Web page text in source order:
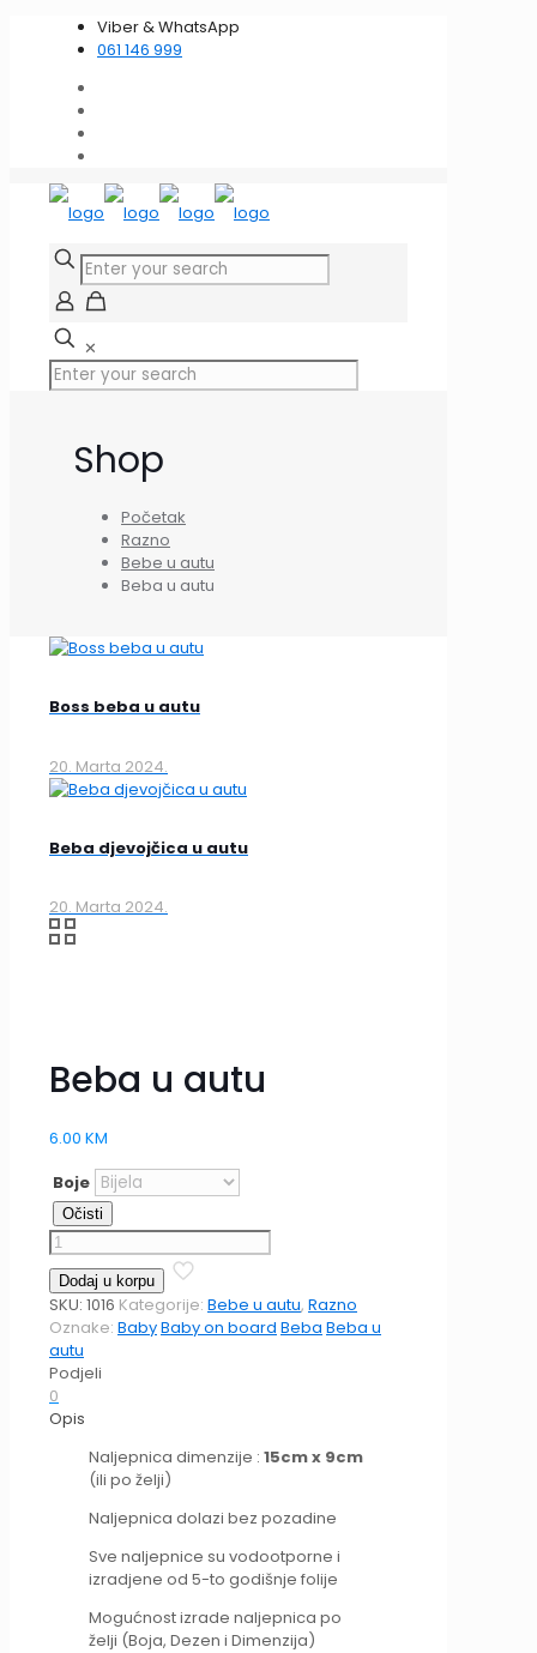
Viber & WhatsApp
061 146 999
✕
Shop
Početak
Razno
Bebe u autu
Beba u autu
Boss beba u autu
20. Marta 2024.
Beba djevojčica u autu
20. Marta 2024.
Beba u autu
6.00 KM
Boje
Očisti
Beba
u
autu
količina
Dodaj u korpu
SKU: 1016 Kategorije: Bebe u autu, Razno
Oznake: BabyBaby on board Beba Beba u
autu
Podjeli
0
Opis
Naljepnica dimenzije : 15cm x 9cm
(ili po želji)
Naljepnica dolazi bez pozadine
Sve naljepnice su vodootporne i
izradjene od 5-to godišnje folije
Mogućnost izrade naljepnica po
želji (Boja, Dezen i Dimenzija)